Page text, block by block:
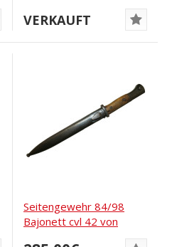
VERKAUFT
Seitengewehr 84/98
Bajonett cvl 42 von